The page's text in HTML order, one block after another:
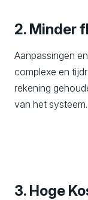
2. Minder
Aanpassingen
complexe en
rekening
van het systeem.
3. Hoge